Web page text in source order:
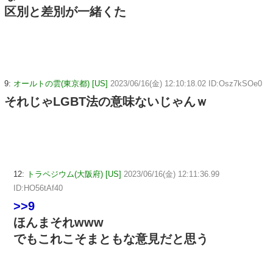
区別と差別が一緒くた
9: オールトの雲(東京都) [US] 2023/06/16(金) 12:10:18.02 ID:Osz7kSOe0
それじゃLGBT法の意味ないじゃんｗ
12: トラペジウム(大阪府) [US] 2023/06/16(金) 12:11:36.99
ID:HO56tAf40
>>9
ほんまそれwww
でもこれこそまともな意見だと思う